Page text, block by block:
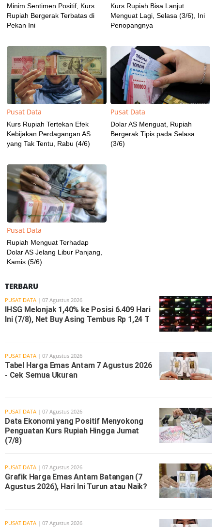
Minim Sentimen Positif, Kurs
Rupiah Bergerak Terbatas di
Pekan Ini
Kurs Rupiah Bisa Lanjut
Menguat Lagi, Selasa (3/6), Ini
Penopangnya
Pusat Data
Kurs Rupiah Tertekan Efek
Kebijakan Perdagangan AS
yang Tak Tentu, Rabu (4/6)
Pusat Data
Dolar AS Menguat, Rupiah
Bergerak Tipis pada Selasa
(3/6)
Pusat Data
Rupiah Menguat Terhadap
Dolar AS Jelang Libur Panjang,
Kamis (5/6)
TERBARU
PUSAT DATA | 07 Agustus 2026
IHSG Melonjak 1,40% ke Posisi 6.409 Hari
Ini (7/8), Net Buy Asing Tembus Rp 1,24 T
PUSAT DATA | 07 Agustus 2026
Tabel Harga Emas Antam 7 Agustus 2026
- Cek Semua Ukuran
PUSAT DATA | 07 Agustus 2026
Data Ekonomi yang Positif Menyokong
Penguatan Kurs Rupiah Hingga Jumat
(7/8)
PUSAT DATA | 07 Agustus 2026
Grafik Harga Emas Antam Batangan (7
Agustus 2026), Hari Ini Turun atau Naik?
PUSAT DATA | 07 Agustus 2026